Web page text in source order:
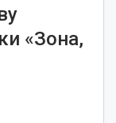
«Зона,